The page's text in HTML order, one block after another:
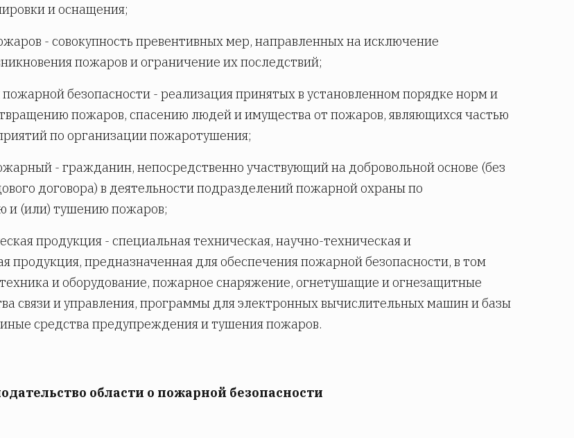
и оснащения;
- совокупность превентивных мер, направленных на исключение
пожаров и ограничение их последствий;
безопасности - реализация принятых в установленном порядке норм и
пожаров, спасению людей и имущества от пожаров, являющихся частью
по организации пожаротушения;
- гражданин, непосредственно участвующий на добровольной основе (без
договора) в деятельности подразделений пожарной охраны по
и (или) тушению пожаров;
продукция - специальная техническая, научно-техническая и
продукция, предназначенная для обеспечения пожарной безопасности, в том
и оборудование, пожарное снаряжение, огнетушащие и огнезащитные
связи и управления, программы для электронных вычислительных машин и базы
средства предупреждения и тушения пожаров.
области о пожарной безопасности